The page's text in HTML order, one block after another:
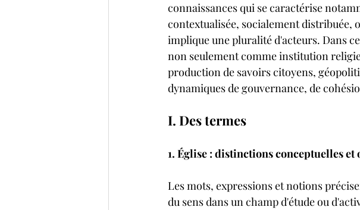
connaissances qui se caractérise
contextualisée, socialement distribuée,
implique une pluralité d'acteurs. Dans
non seulement comme institution
production de savoirs citoyens,
dynamiques de gouvernance, de
I. Des termes
1. Église : distinctions conceptuelles et
Les mots, expressions et notions
du sens dans un champ d'étude ou